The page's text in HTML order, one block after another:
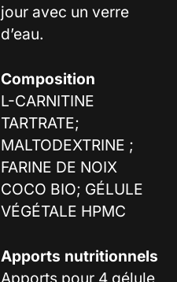
jour avec un verre
d’eau.
Composition
L-CARNITINE
TARTRATE;
MALTODEXTRINE ;
FARINE DE NOIX
COCO BIO; GÉLULE
VÉGÉTALE HPMC
Apports nutritionnels
Apports pour 4 gélule